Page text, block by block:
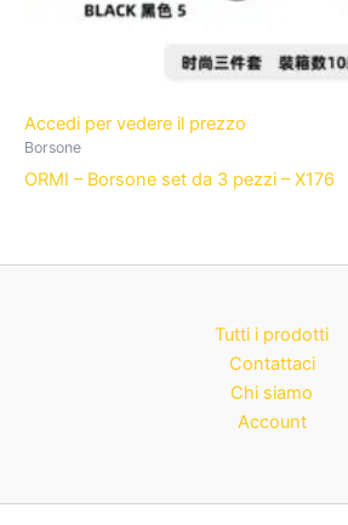
Accedi per vedere il prezzo
Borsone
ORMI – Borsone set da 3 pezzi – X176
Tutti i prodotti
Contattaci
Chi siamo
Account